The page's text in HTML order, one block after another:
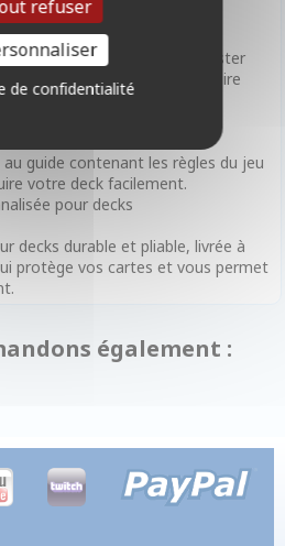
papier grand format, un booster
et des conseils pour construire
guide contenant les règles du jeu
votre deck facilement.
pour decks
decks durable et pliable, livrée à
protège vos cartes et vous permet
également :
refuser
de confidentialité